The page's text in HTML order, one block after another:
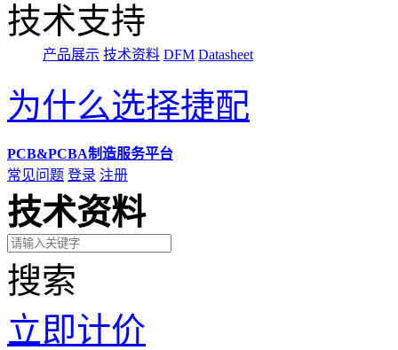
技术支持
产品展示 技术资料 DFM Datasheet
为什么选择捷配
PCB&PCBA制造服务平台
常见问题 登录 注册
技术资料
搜索
立即计价